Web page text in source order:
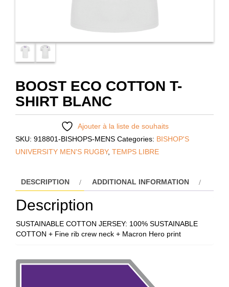
BOOST ECO COTTON T-
SHIRT BLANC
Ajouter à la liste de souhaits
SKU: 918801-BISHOPS-MENS Categories: BISHOP'S
UNIVERSITY MEN'S RUGBY, TEMPS LIBRE
DESCRIPTION ADDITIONAL INFORMATION
Description
SUSTAINABLE COTTON JERSEY: 100% SUSTAINABLE
COTTON + Fine rib crew neck + Macron Hero print